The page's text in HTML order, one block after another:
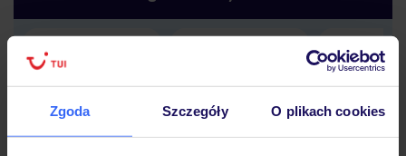
Zgoda Szczegóły O plikach cookies
Lider niskich cen
Największe biuro
podróży w Polsce
30 lat w